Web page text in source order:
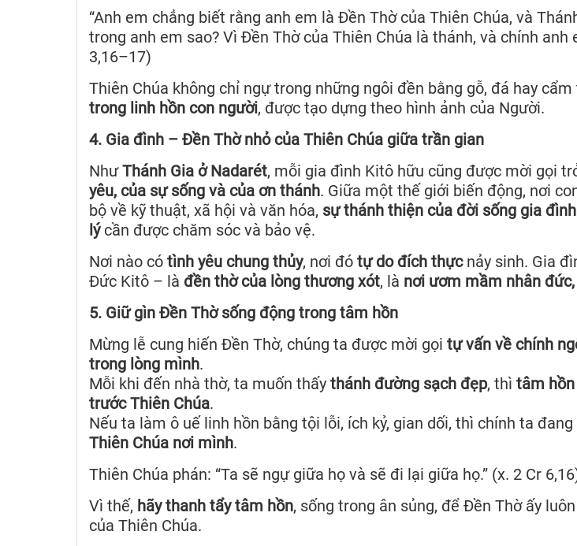
“Anh em chẳng biết rằng anh em là Đền Thờ của Thiên Chúa, và
trong anh em sao? Vì Đền Thờ của Thiên Chúa là thánh, và chính anh
3,16–17)
Thiên Chúa không chỉ ngự trong những ngôi đền bằng gỗ, đá hay cẩm
trong linh hồn con người, được tạo dựng theo hình ảnh của Người.
4. Gia đình – Đền Thờ nhỏ của Thiên Chúa giữa trần gian
NhưThánh Gia ở Nadarét, mỗi gia đình Kitô hữu cũng được mời gọi
yêu, của sự sống và của ơn thánh. Giữa một thế giới biến động, nơi
bộ về kỹ thuật, xã hội và văn hóa, sự thánh thiện của đời sống gia đình
lýcần được chăm sóc và bảo vệ.
Nơi nào có tình yêu chung thủy, nơi đó tự do đích thựcnảy sinh. Gia
Đức Kitô – là đền thờ của lòng thương xót, là nơi ươm mầm nhân
5. Giữ gìn Đền Thờ sống động trong tâm hồn
Mừng lễ cung hiến Đền Thờ, chúng ta được mời gọi tự vấn về chính
trong lòng mình.
Mỗi khi đến nhà thờ, ta muốn thấy thánh đường sạch đẹp, thì tâm
trước Thiên Chúa.
Nếu ta làm ô uế linh hồn bằng tội lỗi, ích kỷ, gian dối, thì chính ta đang
Thiên Chúa nơi mình.
Thiên Chúa phán: “Ta sẽ ngự giữa họ và sẽ đi lại giữa họ.” (x. 2 Cr
Vì thế, hãy thanh tẩy tâm hồn, sống trong ân sủng, để Đền Thờ ấy
của Thiên Chúa.